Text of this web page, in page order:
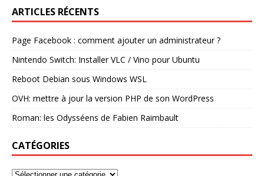
ARTICLES RÉCENTS
Page Facebook : comment ajouter un administrateur ?
Nintendo Switch: Installer VLC / Vino pour Ubuntu
Reboot Debian sous Windows WSL
OVH: mettre à jour la version PHP de son WordPress
Roman: les Odysséens de Fabien Raimbault
CATÉGORIES